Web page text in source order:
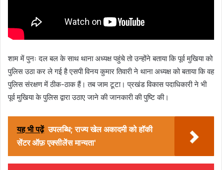
शाम में पुनः दल बल के साथ थाना अध्यक्ष पहुंचे तो उन्होंने बताया कि पूर्व मुखिया को
पुलिस उठा कर ले गई है एसपी विनय कुमार तिवारी ने थाना अध्यक्ष को बताया कि वह
पुलिस संरक्षण में ठीक-ठाक हैं। तब जाम टूटा। प्रखंड विकास पदाधिकारी ने भी
पूर्व मुखिया के पुलिस द्वारा उठाए जाने की जानकारी की पुष्टि की।
यह भी पढ़ें उपलब्धि; राज्य खेल अकादमी को हॉकी
सेंटर ऑफ़ एक्सीलेंस मान्यता'